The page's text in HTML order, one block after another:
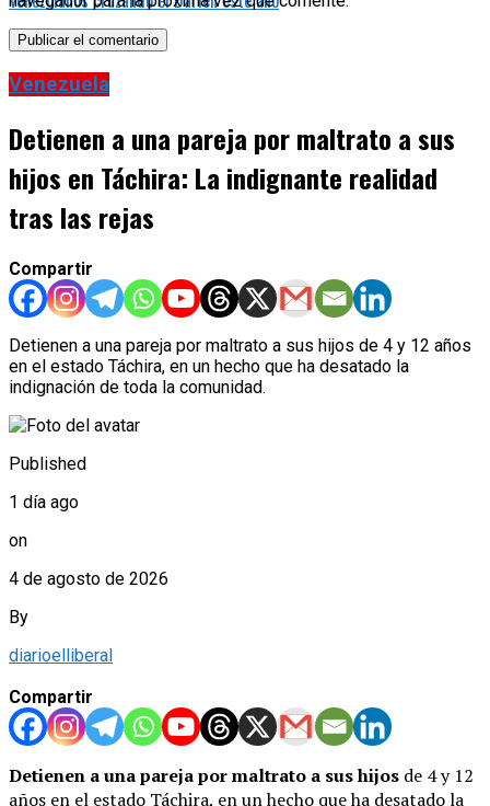
Venezuela
Detienen a una pareja por maltrato a sus
hijos en Táchira: La indignante realidad
tras las rejas
Compartir
Detienen a una pareja por maltrato a sus hijos de 4 y 12 años
en el estado Táchira, en un hecho que ha desatado la
indignación de toda la comunidad.
Published
1 día ago
on
4 de agosto de 2026
By
diarioelliberal
Compartir
Detienen a una pareja por maltrato a sus hijos de 4 y 12
años en el estado Táchira, en un hecho que ha desatado la